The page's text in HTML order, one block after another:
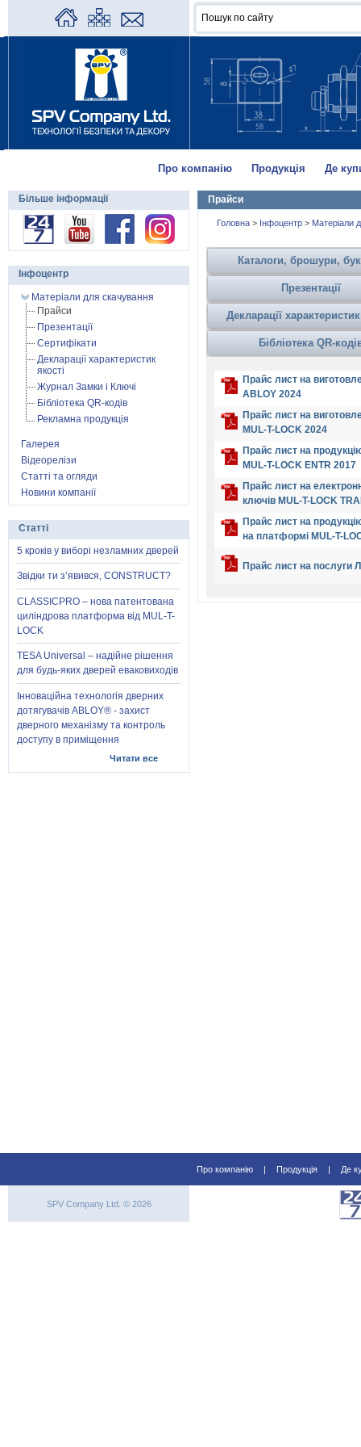
Про компанію Продукція Де
Прайси
Головна > Інфоцентр > Матеріали
Каталоги, брошури,
Презентації
Декларації
Бібліотека QR-
Прайс лист на
ABLOY 2024
Прайс лист на
MUL-T-LOCK 2024
Прайс лист на
MUL-T-LOCK ENTR 2017
Прайс лист на
ключів MUL-T-LOCK
Прайс лист на
на платформі MUL-T-
Прайс лист на послуги
Більше інформації
Інфоцентр
Матеріали для скачування
Прайси
Презентації
Сертифікати
Декларації характеристик
якості
Журнал Замки і Ключі
Бібліотека QR-кодів
Рекламна продукція
Галерея
Відеорелізи
Статті та огляди
Новини компанії
Статті
5 кроків у виборі незламних дверей
Звідки ти з’явився, CONSTRUCT?
CLASSICPRO – нова патентована
циліндрова платформа від MUL-T-
LOCK
TESA Universal – надійне рішення
для будь-яких дверей еваковиходів
Інноваційна технологія дверних
дотягувачів ABLOY® - захист
дверного механізму та контроль
доступу в приміщення
Читати все
Про компанію | Продукція | Де
SPV Company Ltd. © 2026